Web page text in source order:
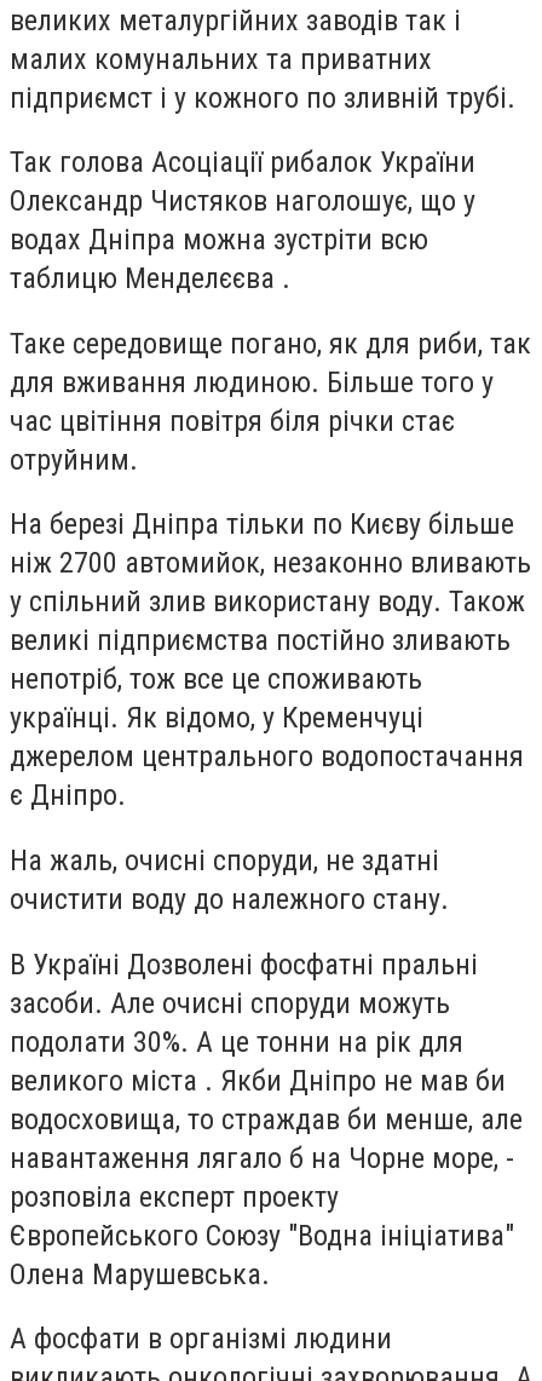
великих металургійних заводів так і
малих комунальних та приватних
підприємст і у кожного по зливній трубі.
Так голова Асоціації рибалок України
Олександр Чистяков наголошує, що у
водах Дніпра можна зустріти всю
таблицю Менделєєва .
Таке середовище погано, як для риби, так
для вживання людиною. Більше того у
час цвітіння повітря біля річки стає
отруйним.
На березі Дніпра тільки по Києву більше
ніж 2700 автомийок, незаконно вливають
у спільний злив використану воду. Також
великі підприємства постійно зливають
непотріб, тож все це споживають
українці. Як відомо, у Кременчуці
джерелом центрального водопостачання
є Дніпро.
На жаль, очисні споруди, не здатні
очистити воду до належного стану.
В Україні Дозволені фосфатні пральні
засоби. Але очисні споруди можуть
подолати 30%. А це тонни на рік для
великого міста . Якби Дніпро не мав би
водосховища, то страждав би менше, але
навантаження лягало б на Чорне море, -
розповіла експерт проекту
Європейського Союзу "Водна ініціатива"
Олена Марушевська.
А фосфати в організмі людини